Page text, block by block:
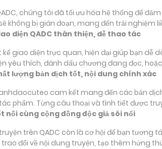
chúng tôi đã tối ưu hóa hệ thống để
không bị gián đoạn, mang đến trải nghiệm
diện QADC thân thiện, dễ thao tác
kế giao diện trực quan, hiện đại giúp bạn
yêu thích, đánh dấu chương đang đọc,
lượng bản dịch tốt, nội dung chính xác
cam kết mang đến các bản
phẩm. Từng câu thoại và tình tiết được
nối cùng cộng đồng độc giả sôi nổi
trên QADC còn là cơ hội để bạn tương
trao đổi về nội dung truyện, tạo thêm hứng